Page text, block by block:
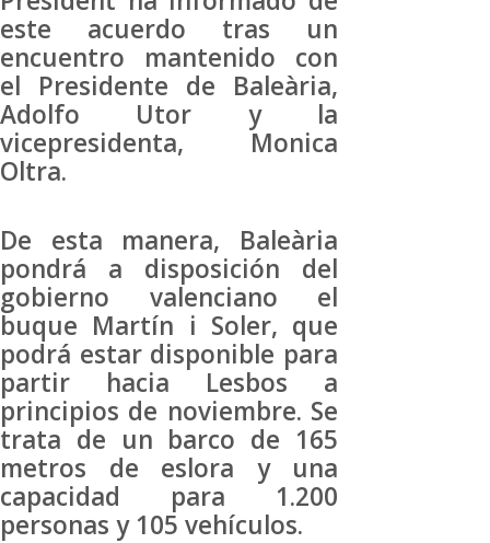
este acuerdo tras un
encuentro mantenido con
el Presidente de Baleària,
Adolfo Utor y la
vicepresidenta, Monica
Oltra.
De esta manera, Baleària
pondrá a disposición del
gobierno valenciano el
buque Martín i Soler, que
podrá estar disponible para
partir hacia Lesbos a
principios de noviembre. Se
trata de un barco de 165
metros de eslora y una
capacidad para 1.200
personas y 105 vehículos.